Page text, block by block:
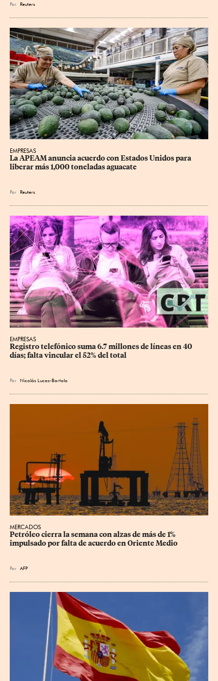
Por Reuters
EMPRESAS
La APEAM anuncia acuerdo con Estados Unidos para
liberar más 1,000 toneladas aguacate
Por Reuters
EMPRESAS
Registro telefónico suma 6.7 millones de líneas en 40
días; falta vincular el 52% del total
Por Nicolás Lucas-Bartolo
MERCADOS
Petróleo cierra la semana con alzas de más de 1%
impulsado por falta de acuerdo en Oriente Medio
Por AFP